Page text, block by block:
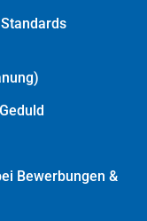
Bewerbungen &